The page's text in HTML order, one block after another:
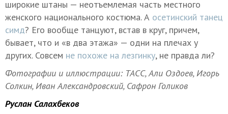
широкие штаны — неотъемлемая часть местного
женского национального костюма. А осетинский танец
симд? Его вообще танцуют, встав в круг, причем,
бывает, что и «в два этажа» — одни на плечах у
других. Совсем не похоже на лезгинку, не правда ли?
Фотографии и иллюстрации: ТАСС, Али Оздоев, Игорь
Солкин,Иван Александровский, Сафрон Голиков
Руслан Салахбеков